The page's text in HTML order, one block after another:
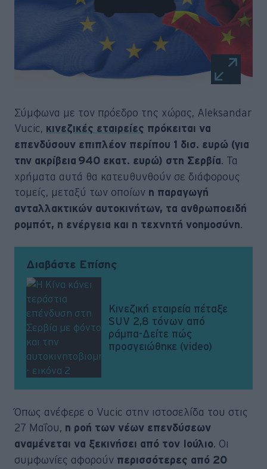
Σύμφωνα με τον πρόεδρο της χώρας, Aleksandar
Vucic, κινεζικές εταιρείες πρόκειται να
επενδύσουν επιπλέον περίπου 1 δισ. ευρώ (για
την ακρίβεια 940 εκατ. ευρώ) στη Σερβία . Τα
χρήματα αυτά θα κατευθυνθούν σε διάφορους
τομείς, μεταξύ των οποίων η παραγωγή
ανταλλακτικών αυτοκινήτων, τα ανθρωποειδή
ρομπότ, η ενέργεια και η τεχνητή νοημοσύνη
Διαβάστε Επίσης
Κινεζική εταιρεία πέταξε
SUV 2,8 τόνων από
ράμπα-Δείτε πώς
προσγειώθηκε (video)
Όπως ανέφερε ο Vucic στην ιστοσελίδα του στις
27 Μαΐου, η ροή των νέων επενδύσεων
αναμένεται να ξεκινήσει από τον Ιούλιο . Οι
συμφωνίες αφορούν περισσότερες από 20